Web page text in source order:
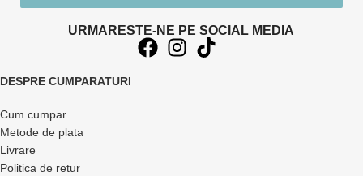
URMARESTE-NE PE SOCIAL MEDIA
DESPRE CUMPARATURI
Cum cumpar
Metode de plata
Livrare
Politica de retur